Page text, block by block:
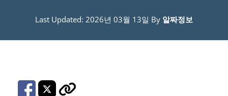
Last Updated: 2026년 03월 13일 By 알짜정보